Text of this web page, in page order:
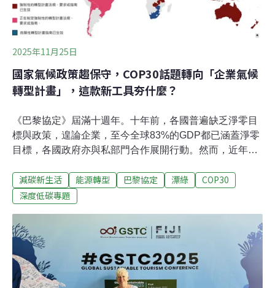
家將廢棄寶特瓶回收再製成刷毛布料的戶外品牌，「近
100%聚酯纖維來自回收再生，成功減少數百萬噸二氧化
2025年11月25日
國家氣候政策趨保守，COP30話題轉向「企業氣候
轉型計畫」，這款新工具夯什麼？
《巴黎協定》屆滿十週年。十年前，各國普遍缺乏淨零目
標與政策，遑論企業，至今全球83%的GDP都已涵蓋淨零
目標，各國政府亦與私部門合作展開行動。然而，近年動
乃至錯假資訊散播，正在拖累各國政府應對氣候變遷的腳
步。當國家政策轉為保守，非國家行動者在氣候行動上的
後，全球監管機構、金融業者、公司等愈發重視企業的氣
候轉型計畫（以下簡稱為轉型計畫）， 也從最初的公司自
願性報告，發展為在特定國家、一定規模以上的公司，
如：歐盟、澳洲、印尼等，必須強制揭露。今年COP30的
周邊會議上，更有多方代表積極討論轉型計畫對防堵企業
減碳新生活 能源轉型 巴黎協定 漂綠
COP30
深度低碳專題